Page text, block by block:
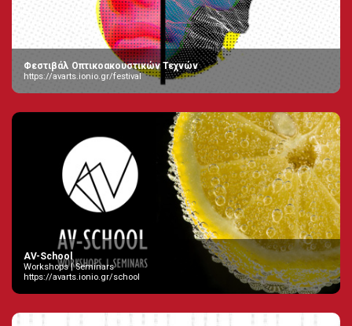
Φεστιβάλ Οπτικοακουστικών Τεχνών
https://avarts.ionio.gr/festival
AV-School
Workshops | Seminars
https://avarts.ionio.gr/school